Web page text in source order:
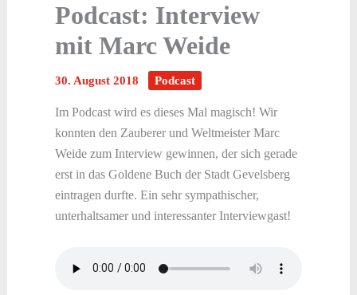
Podcast: Interview
mit Marc Weide
30. August 2018 Podcast
Im Podcast wird es dieses Mal magisch! Wir
konnten den Zauberer und Weltmeister Marc
Weide zum Interview gewinnen, der sich gerade
erst in das Goldene Buch der Stadt Gevelsberg
eintragen durfte. Ein sehr sympathischer,
unterhaltsamer und interessanter Interviewgast!